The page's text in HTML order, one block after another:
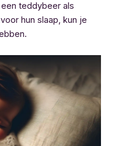
teddybeer als
hun slaap, kun je